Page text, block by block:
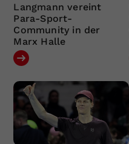
Langmann vereint
Para-Sport-
Community in der
Marx Halle